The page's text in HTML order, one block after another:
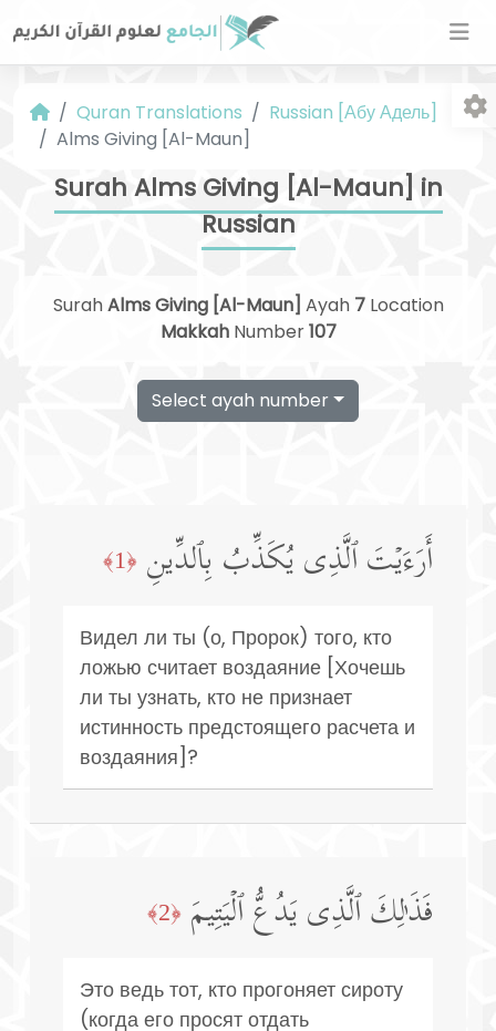
Quran Translations
Russian [Абу Адель]
Alms Giving [Al-Maun]
Surah Alms Giving [Al-Maun] in
Russian
SurahAlms Giving [Al-Maun] Ayah 7Location
MakkahNumber107
Select ayah number
أَرَءَیۡتَ ٱلَّذِی یُكَذِّبُ بِٱلدِّینِ ﴿1﴾
Видел ли ты (о, Пророк) того, кто
ложью считает воздаяние [Хочешь
ли ты узнать, кто не признает
истинность предстоящего расчета и
воздаяния]?
فَذَ ٰ⁠لِكَ ٱلَّذِی یَدُعُّ ٱلۡیَتِیمَ ﴿2﴾
Это ведь тот, кто прогоняет сироту
(когда его просят отдать